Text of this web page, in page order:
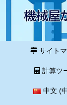
サイト
計算ツ
中文 (